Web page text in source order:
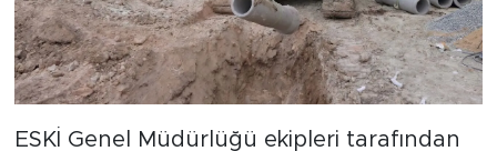
ESKİ Genel Müdürlüğü ekipleri tarafından